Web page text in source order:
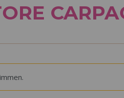
neuer
Sind Sie ein
Sie mehr